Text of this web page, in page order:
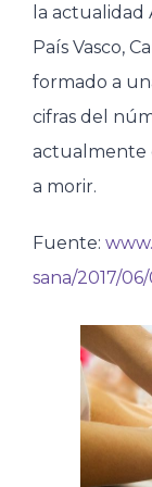
la actualidad
País Vasco,
formado a
cifras del
actualmente
a morir.
Fuente:
sana/2017/